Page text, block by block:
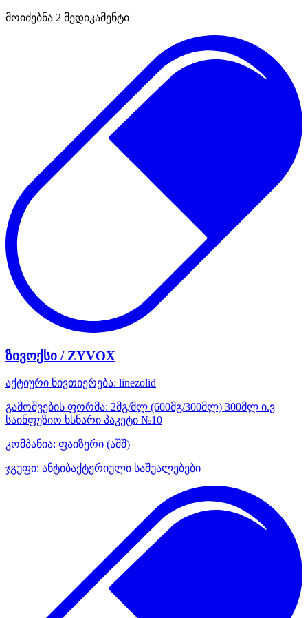
მოიძებნა 2 მედიკამენტი
ზივოქსი / ZYVOX
აქტიური ნივთიერება: linezolid
გამოშვების ფორმა: 2მგ/მლ (600მგ/300მლ) 300მლ ი.ვ
საინფუზიო ხსნარი პაკეტი №10
კომპანია: ფაიზერი (აშშ)
ჯგუფი: ანტიბაქტერიული საშუალებები